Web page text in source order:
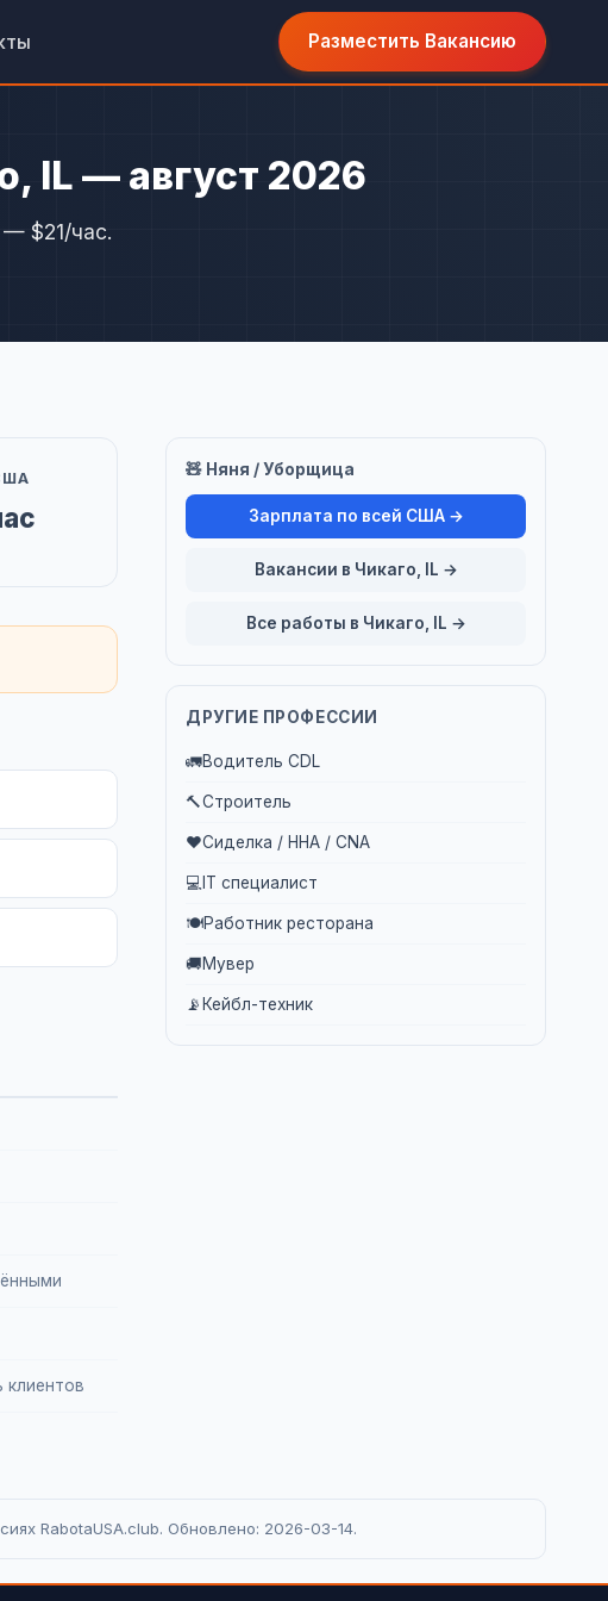
Разместить Вакансию
IL — август 2026
— $21/час.
🧸 Няня / Уборщица
Зарплата по всей США →
Вакансии в Чикаго, IL →
Все работы в Чикаго, IL →
ДРУГИЕ ПРОФЕССИИ
🚛Водитель CDL
🔨Строитель
❤️Сиделка / HHA / CNA
💻 IT специалист
🍽️Работник ресторана
🚚Мувер
📡 Кейбл-техник
RabotaUSA.club. Обновлено: 2026-03-14.